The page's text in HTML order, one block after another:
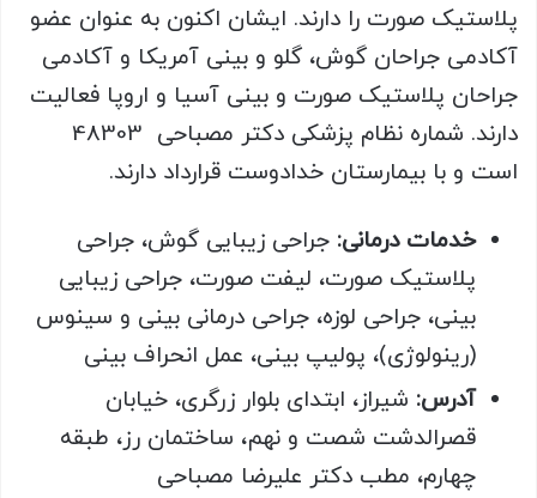
پلاستیک صورت را دارند. ایشان اکنون به عنوان عضو
آکادمی جراحان گوش، گلو و بینی آمریکا و آکادمی
جراحان پلاستیک صورت و بینی آسیا و اروپا فعالیت
دارند. شماره نظام پزشکی دکتر مصباحی 48303
است و با بیمارستان خدادوست قرارداد دارند.
خدمات درمانی: جراحی زیبایی گوش، جراحی
پلاستیک صورت، لیفت صورت، جراحی زیبایی
بینی، جراحی لوزه، جراحی درمانی بینی و سینوس
(رینولوژی)، پولیپ بینی، عمل انحراف بینی
آدرس: شیراز، ابتدای بلوار زرگری، خیابان
قصرالدشت شصت و نهم، ساختمان رز، طبقه
چهارم، مطب دکتر علیرضا مصباحی